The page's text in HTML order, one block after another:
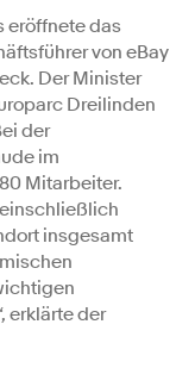
eröffnete das
von eBay
Der Minister
Dreilinden
der
im
Mitarbeiter.
insgesamt
erklärte der